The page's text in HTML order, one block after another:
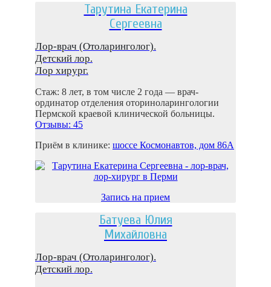
Тарутина Екатерина
Сергеевна
Лор-врач (Отоларинголог).
Детский лор.
Лор хирург.
Стаж: 8 лет, в том числе 2 года — врач-
ординатор отделения оториноларингологии
Пермской краевой клинической больницы.
Отзывы: 45
Приём в клинике: шоссе Космонaвтов, дом 86A
Запись на прием
Батуева Юлия
Михайловна
Лор-врач (Отоларинголог).
Детский лор.